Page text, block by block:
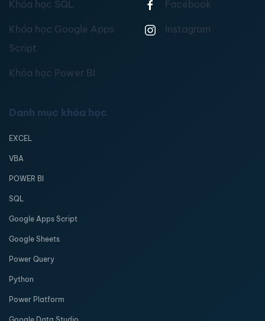
Khóa học SQL
Khóa học Google Apps
Script
Khóa học Power BI
Facebook
Instagram
Danh mục khóa học
EXCEL
VBA
POWER BI
SQL
Google Apps Script
Google Sheets
Power Query
Python
Power Platform